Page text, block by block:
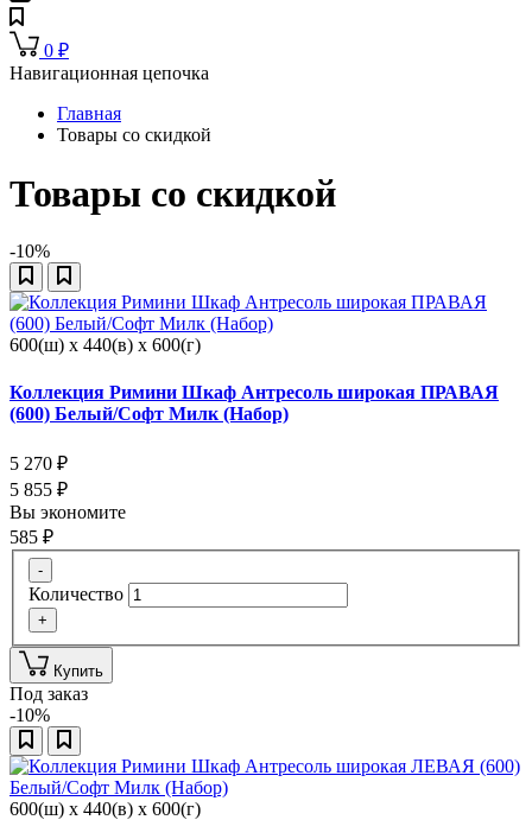
0 ₽
Навигационная цепочка
Главная
Товары со скидкой
Товары со скидкой
-10%
600(ш) x 440(в) x 600(г)
Коллекция Римини Шкаф Антресоль широкая ПРАВАЯ
(600) Белый/Софт Милк (Набор)
5 270 ₽
5 855 ₽
Вы экономите
585 ₽
-
Количество
+
Купить
Под заказ
-10%
600(ш) x 440(в) x 600(г)